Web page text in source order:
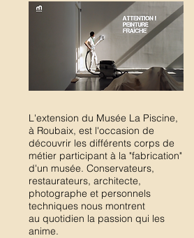
L'extension du Musée La Piscine,
à Roubaix, est l'occasion de
découvrir les différents corps de
métier participant à la "fabrication"
d'un musée. Conservateurs,
restaurateurs, architecte,
photographe et personnels
techniques nous montrent
au quotidien la passion qui les
anime.